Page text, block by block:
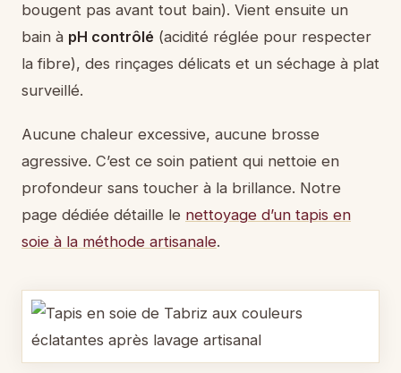
bougent pas avant tout bain). Vient ensuite un
bain à pH contrôlé (acidité réglée pour respecter
la fibre), des rinçages délicats et un séchage à plat
surveillé.
Aucune chaleur excessive, aucune brosse
agressive. C’est ce soin patient qui nettoie en
profondeur sans toucher à la brillance. Notre
page dédiée détaille le nettoyage d’un tapis en
soie à la méthode artisanale.